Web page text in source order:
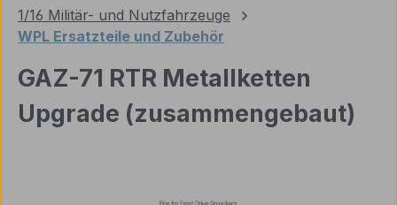
1/16 Militär- und Nutzfahrzeuge
WPL Ersatzteile und Zubehör
GAZ-71 RTR Metallketten
Upgrade (zusammengebaut)